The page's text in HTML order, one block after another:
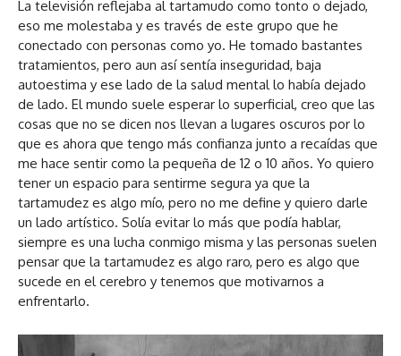
La televisión reflejaba al tartamudo como tonto o dejado,
eso me molestaba y es través de este grupo que he
conectado con personas como yo. He tomado bastantes
tratamientos, pero aun así sentía inseguridad, baja
autoestima y ese lado de la salud mental lo había dejado
de lado. El mundo suele esperar lo superficial, creo que las
cosas que no se dicen nos llevan a lugares oscuros por lo
que es ahora que tengo más confianza junto a recaídas que
me hace sentir como la pequeña de 12 o 10 años. Yo quiero
tener un espacio para sentirme segura ya que la
tartamudez es algo mío, pero no me define y quiero darle
un lado artístico. Solía evitar lo más que podía hablar,
siempre es una lucha conmigo misma y las personas suelen
pensar que la tartamudez es algo raro, pero es algo que
sucede en el cerebro y tenemos que motivarnos a
enfrentarlo.